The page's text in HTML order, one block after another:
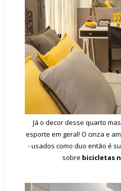
Já o decor desse quarto
esporte em geral! O cinza e
- usados como duo então é
sobre bicicletas